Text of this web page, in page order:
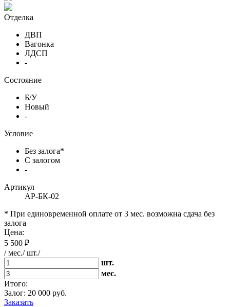
Отделка
ДВП
Вагонка
ЛДСП
-
Состояние
Б/У
Новый
-
Условие
Без залога*
С залогом
-
Артикул
АР-БК-02
* При единовременной оплате от 3 мес. возможна сдача без
залога
Цена:
5 500 ₽
/ мес./ шт./
шт.
мес.
Итого:
Залог: 20 000 руб.
Заказать